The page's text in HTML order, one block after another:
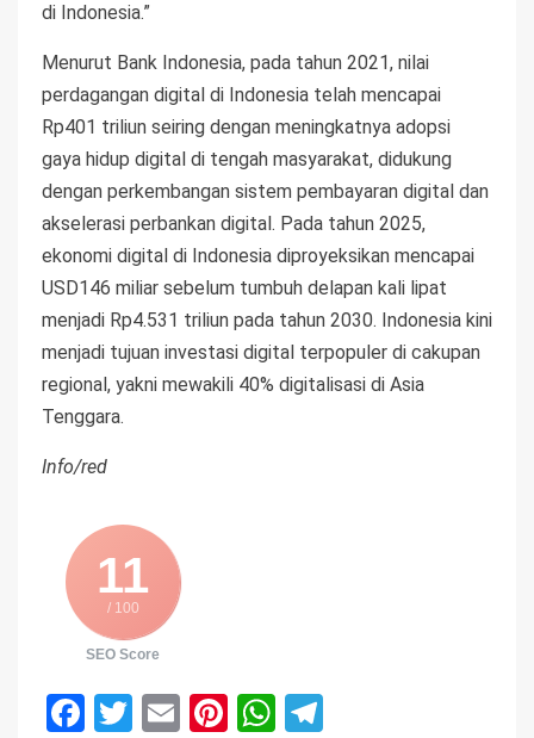
di Indonesia.”
Menurut Bank Indonesia, pada tahun 2021, nilai
perdagangan digital di Indonesia telah mencapai
Rp401 triliun seiring dengan meningkatnya adopsi
gaya hidup digital di tengah masyarakat, didukung
dengan perkembangan sistem pembayaran digital dan
akselerasi perbankan digital. Pada tahun 2025,
ekonomi digital di Indonesia diproyeksikan mencapai
USD146 miliar sebelum tumbuh delapan kali lipat
menjadi Rp4.531 triliun pada tahun 2030. Indonesia kini
menjadi tujuan investasi digital terpopuler di cakupan
regional, yakni mewakili 40% digitalisasi di Asia
Tenggara.
Info/red
11
/ 100
SEO Score
Facebook
Twitter
EmailPinterest
WhatsApp